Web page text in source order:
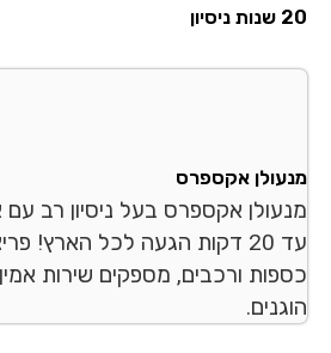
20 שנות ניסיון
מנעולן אקספרס
מנעולן אקספרס בעל ניסיון רב עם
עד 20 דקות הגעה לכל הארץ!
כספות ורכבים, מספקים שירות
הוגנים.